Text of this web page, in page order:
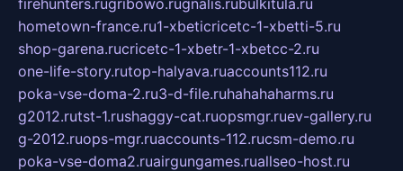
hometown-france.ru1-xbeticricetc-1-xbetti-5.ru
shop-garena.rucricetc-1-xbetr-1-xbetcc-2.ru
one-life-story.rutop-halyava.ruaccounts112.ru
poka-vse-doma-2.ru3-d-file.ruhahahaharms.ru
g2012.rutst-1.rushaggy-cat.ruopsmgr.ruev-gallery.ru
g-2012.ruops-mgr.ruaccounts-112.rucsm-demo.ru
poka-vse-doma2.ruairgungames.ruallseo-host.ru